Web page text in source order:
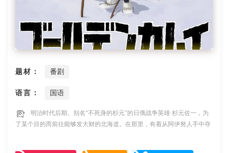
题材： 番剧
语言： 国语
明治时代后期。别名“不死身的杉元”的日俄战争英雄·杉元佐一，为
了某个目的而前往能够发大财的北海道。在那里，有着从阿伊努人手中夺